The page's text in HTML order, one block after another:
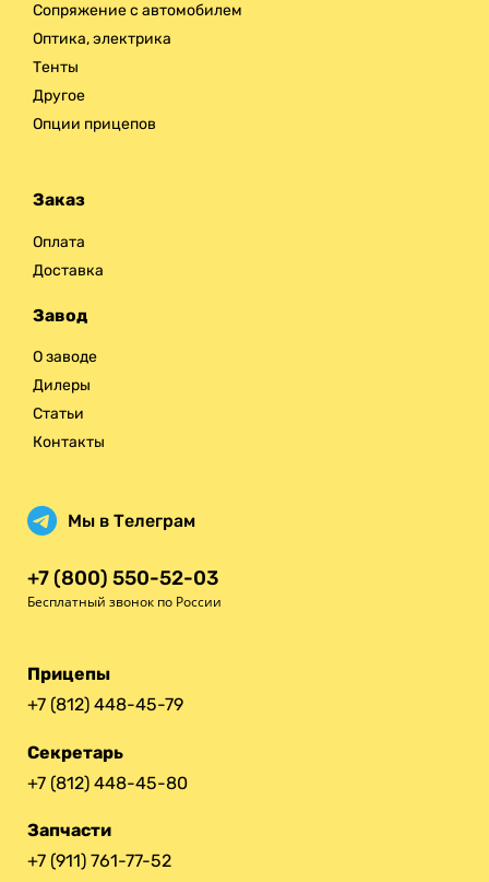
Сопряжение с автомобилем
Оптика, электрика
Тенты
Другое
Опции прицепов
Заказ
Оплата
Доставка
Завод
О заводе
Дилеры
Статьи
Контакты
Мы в Телеграм
+7 (800) 550-52-03
Бесплатный звонок по России
Прицепы
+7 (812) 448-45-79
Секретарь
+7 (812) 448-45-80
Запчасти
+7 (911) 761-77-52